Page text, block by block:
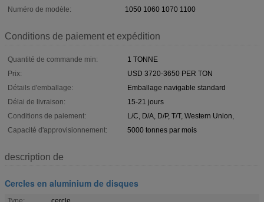
Numéro de modèle:
1050 1060 1070 1100
Conditions de paiement et expédition
Quantité de commande min:
1 TONNE
Prix:
USD 3720-3650 PER TON
Détails d'emballage:
Emballage navigable standard
Délai de livraison:
15-21 jours
Conditions de paiement:
L/C, D/A, D/P, T/T, Western Union,
Capacité d'approvisionnement:
5000 tonnes par mois
description de
Cercles en aluminium de disques